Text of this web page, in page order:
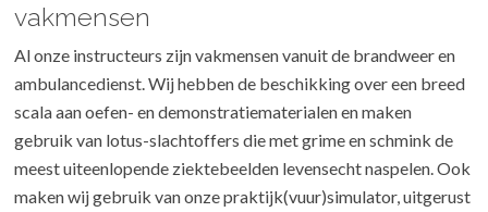
vakmensen
Al onze instructeurs zijn vakmensen vanuit de brandweer en
ambulancedienst. Wij hebben de beschikking over een breed
scala aan oefen- en demonstratiematerialen en maken
gebruik van lotus-slachtoffers die met grime en schmink de
meest uiteenlopende ziektebeelden levensecht naspelen. Ook
maken wij gebruik van onze praktijk(vuur)simulator, uitgerust